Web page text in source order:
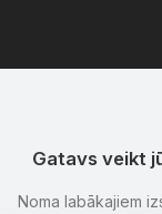
Gatavs veikt
Noma labākajiem